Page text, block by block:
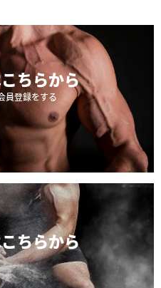
こちらから
員登録をする
こちらから